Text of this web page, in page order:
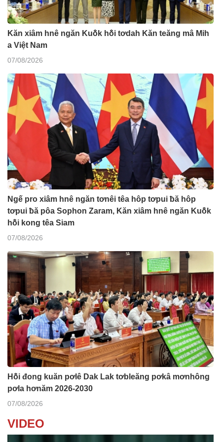
Kăn xiâm hnê ngăn Kuô̆k hô̆i tơdah Kăn teăng mâ Mih
a Việt Nam
07/08/2026
Ngế pro xiâm hnê ngăn tơnêi têa hôp tơpui ƀă hôp
tơpui ƀă pôa Sophon Zaram, Kăn xiâm hnê ngăn Kuô̆k
hô̆i kong têa Siam
07/08/2026
Hô̆i đong kuăn pơlê Dak Lak tơbleăng pơkâ mơnhông
pơla hơnăm 2026-2030
07/08/2026
VIDEO